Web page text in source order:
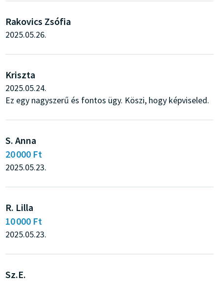
Rakovics Zsófia
2025.05.26.
Kriszta
2025.05.24.
Ez egy nagyszerű és fontos ügy. Köszi, hogy képviseled.
S. Anna
20 000 Ft
2025.05.23.
R. Lilla
10 000 Ft
2025.05.23.
Sz.E.